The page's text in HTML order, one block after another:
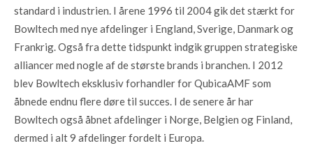
standard i industrien. I årene 1996 til 2004 gik det stærkt for
Bowltech med nye afdelinger i England, Sverige, Danmark og
Frankrig. Også fra dette tidspunkt indgik gruppen strategiske
alliancer med nogle af de største brands i branchen. I 2012
blev Bowltech eksklusiv forhandler for QubicaAMF som
åbnede endnu flere døre til succes. I de senere år har
Bowltech også åbnet afdelinger i Norge, Belgien og Finland,
dermed i alt 9 afdelinger fordelt i Europa.